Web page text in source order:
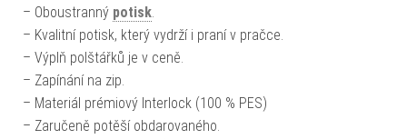
– Oboustranný potisk.
– Kvalitní potisk, který vydrží i praní v pračce.
– Výplň polštářků je v ceně.
– Zapínání na zip.
– Materiál prémiový Interlock (100 % PES)
– Zaručeně potěší obdarovaného.